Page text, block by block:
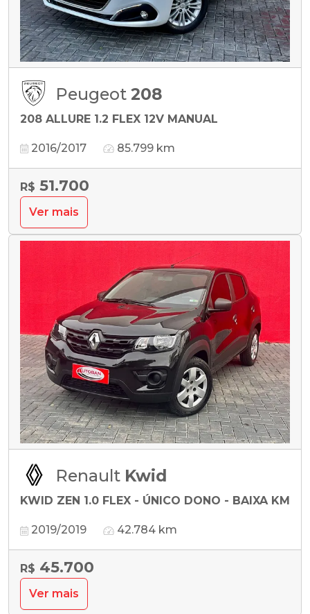
Peugeot 208
208 ALLURE 1.2 FLEX 12V MANUAL
2016/2017 85.799 km
R$ 51.700
Ver mais
Renault Kwid
KWID ZEN 1.0 FLEX - ÚNICO DONO - BAIXA KM
2019/2019 42.784 km
R$ 45.700
Ver mais